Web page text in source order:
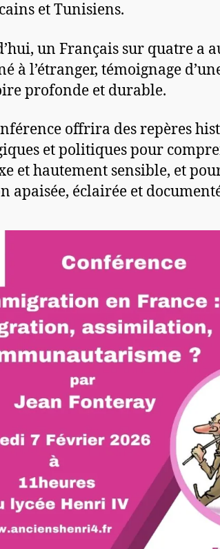
et Tunisiens.
un Français sur quatre a
à l’étranger, témoignage
profonde et durable.
offrira des repères
et politiques pour
et hautement sensible, et
apaisée, éclairée et